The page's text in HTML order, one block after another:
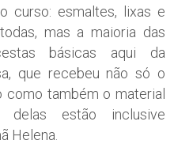
curso: esmaltes, lixas e
mas a maioria das
básicas aqui da
que recebeu não só o
também o material
estão inclusive
Helena.